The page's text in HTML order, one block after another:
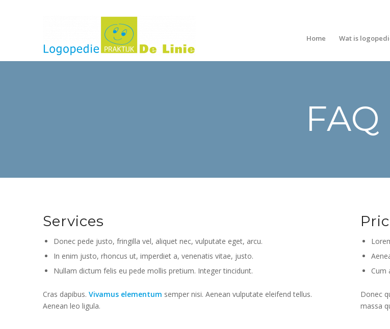
Home Wat is
FAQ
Services
Donec pede justo, fringilla vel, aliquet nec, vulputate eget, arcu.
In enim justo, rhoncus ut, imperdiet a, venenatis vitae, justo.
Nullam dictum felis eu pede mollis pretium. Integer tincidunt.
Cras dapibus. Vivamus elementum semper nisi. Aenean vulputate eleifend tellus.
Aenean leo ligula.
Cum
Donec
massa